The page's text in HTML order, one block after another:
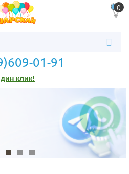
0
01-91
клик!